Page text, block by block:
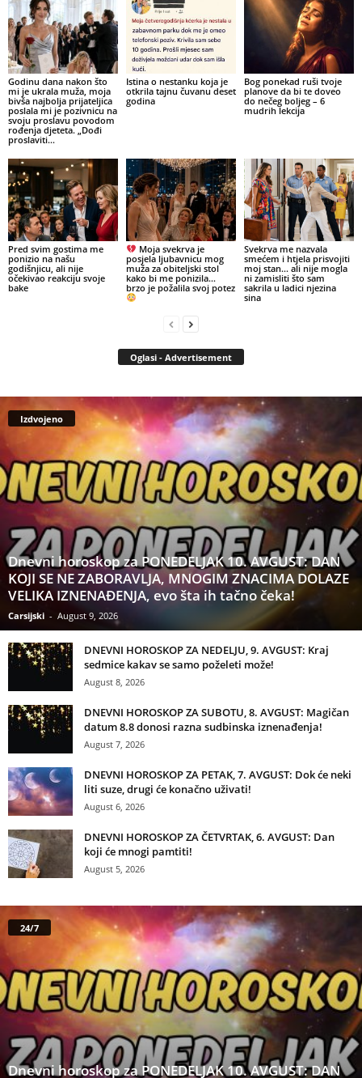
Godinu dana nakon što
mi je ukrala muža, moja
bivša najbolja prijateljica
poslala mi je pozivnicu na
svoju proslavu povodom
rođenja djeteta. „Dođi
proslaviti...
Istina o nestanku koja je
otkrila tajnu čuvanu deset
godina
Bog ponekad ruši tvoje
planove da bi te doveo
do nečeg boljeg – 6
mudrih lekcija
Pred svim gostima me
ponizio na našu
godišnjicu, ali nije
očekivao reakciju svoje
bake
Moja svekrva je
posjela ljubavnicu mog
muža za obiteljski stol
kako bi me ponizila…
brzo je požalila svoj potez
Svekrva me nazvala
smećem i htjela prisvojiti
moj stan… ali nije mogla
ni zamisliti što sam
sakrila u ladici njezina
sina
Oglasi - Advertisement
Izdvojeno
Dnevni horoskop za PONEDELJAK 10. AVGUST: DAN
KOJI SE NE ZABORAVLJA, MNOGIM ZNACIMA DOLAZE
VELIKA IZNENAĐENJA, evo šta ih tačno čeka!
Carsijski - August 9, 2026
DNEVNI HOROSKOP ZA NEDELJU, 9. AVGUST: Kraj
sedmice kakav se samo poželeti može!
August 8, 2026
DNEVNI HOROSKOP ZA SUBOTU, 8. AVGUST: Magičan
datum 8.8 donosi razna sudbinska iznenađenja!
August 7, 2026
DNEVNI HOROSKOP ZA PETAK, 7. AVGUST: Dok će neki
liti suze, drugi će konačno uživati!
August 6, 2026
DNEVNI HOROSKOP ZA ČETVRTAK, 6. AVGUST: Dan
koji će mnogi pamtiti!
August 5, 2026
24/7
Dnevni horoskop za PONEDELJAK 10. AVGUST: DAN